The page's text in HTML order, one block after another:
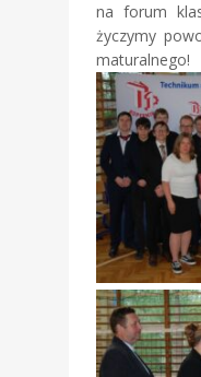
na forum
życzymy
maturalnego!